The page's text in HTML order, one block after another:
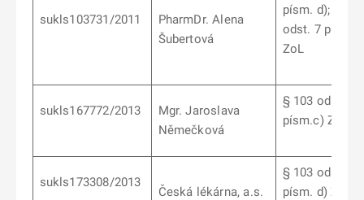
sukls103731/2011
PharmDr. Alena
Šubertová
písm. d);
odst. 7 písm.
ZoL
sukls167772/2013
Mgr. Jaroslava
Němečková
§ 103 odst. 6
písm.c) ZoL
sukls173308/2013
Česká lékárna, a.s.
§ 103 odst. 10
písm. d) ZoL